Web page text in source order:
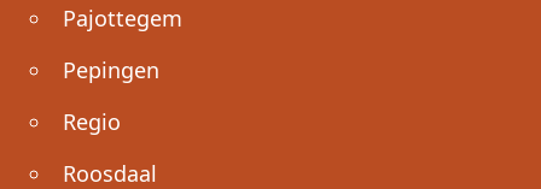
Pajottegem
Pepingen
Regio
Roosdaal